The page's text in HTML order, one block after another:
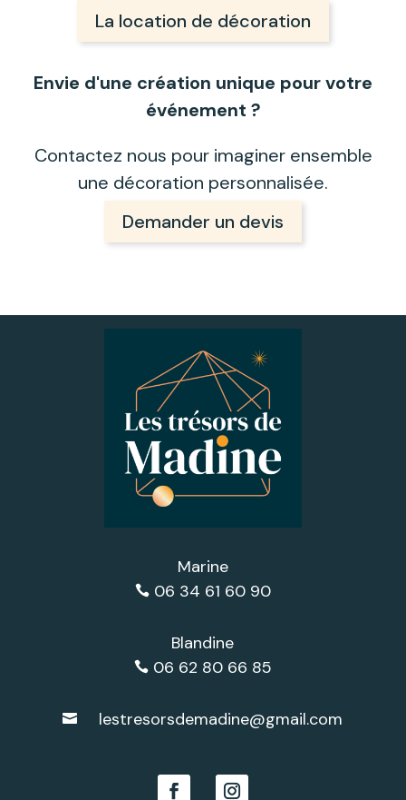
La location de décoration
Envie d'une création unique pour votre
événement ?
Contactez nous pour imaginer ensemble
une décoration personnalisée.
Demander un devis
Marine
06 34 61 60 90
Blandine
06 62 80 66 85
 lestresorsdemadine@gmail.com